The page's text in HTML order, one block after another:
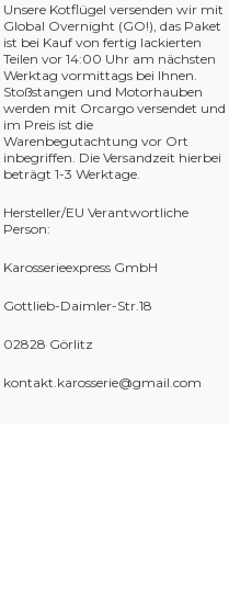
Unsere Kotflügel versenden wir mit
Global Overnight (GO!), das Paket
ist bei Kauf von fertig lackierten
Teilen vor 14:00 Uhr am nächsten
Werktag vormittags bei Ihnen.
Stoßstangen und Motorhauben
werden mit Orcargo versendet und
im Preis ist die
Warenbegutachtung vor Ort
inbegriffen. Die Versandzeit hierbei
beträgt 1-3 Werktage.
Hersteller/EU Verantwortliche
Person:
Karosserieexpress GmbH
Gottlieb-Daimler-Str.18
02828 Görlitz
kontakt.karosserie@gmail.com